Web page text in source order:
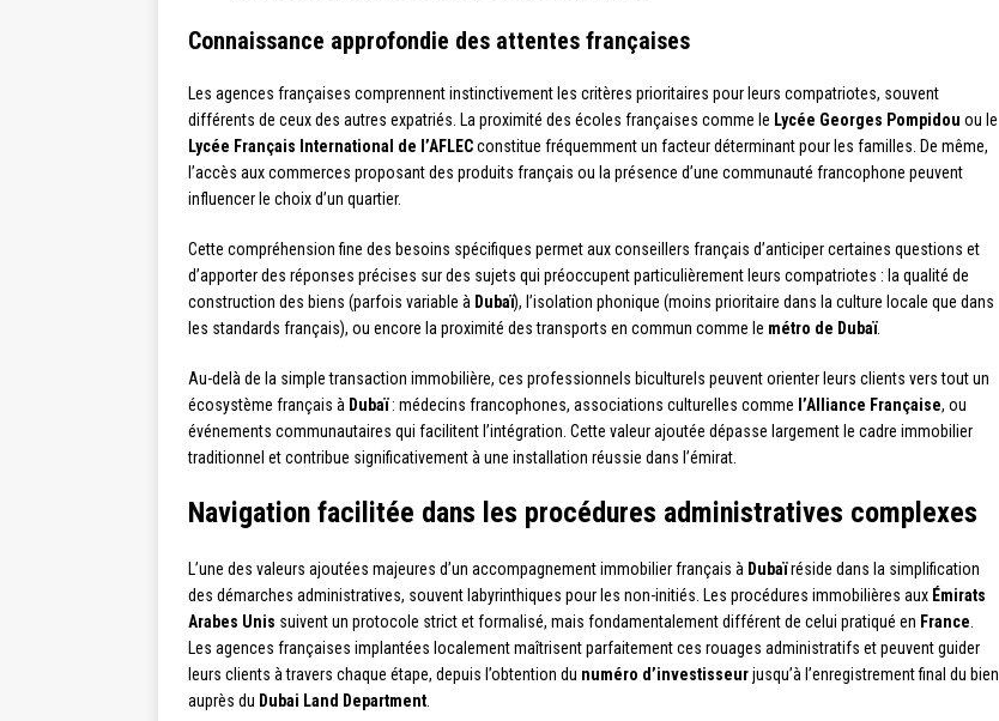
Connaissance approfondie des attentes françaises
Les agences françaises comprennent instinctivement les critères prioritaires pour leurs compatriotes, souvent
différents de ceux des autres expatriés. La proximité des écoles françaises comme le Lycée Georges Pompidou ou le
Lycée Français International de l’AFLECconstitue fréquemment un facteur déterminant pour les familles. De même,
l’accès aux commerces proposant des produits français ou la présence d’une communauté francophone peuvent
influencer le choix d’un quartier.
Cette compréhension fine des besoins spécifiques permet aux conseillers français d’anticiper certaines questions et
d’apporter des réponses précises sur des sujets qui préoccupent particulièrement leurs compatriotes : la qualité de
construction des biens (parfois variable à Dubaï), l’isolation phonique (moins prioritaire dans la culture locale que dans
les standards français), ou encore la proximité des transports en commun comme le métro de Dubaï.
Au-delà de la simple transaction immobilière, ces professionnels biculturels peuvent orienter leurs clients vers tout un
écosystème français à Dubaï: médecins francophones, associations culturelles comme l’Alliance Française, ou
événements communautaires qui facilitent l’intégration. Cette valeur ajoutée dépasse largement le cadre immobilier
traditionnel et contribue significativement à une installation réussie dans l’émirat.
Navigation facilitée dans les procédures administratives complexes
L’une des valeurs ajoutées majeures d’un accompagnement immobilier français à Dubaïréside dans la simplification
des démarches administratives, souvent labyrinthiques pour les non-initiés. Les procédures immobilières aux Émirats
Arabes Unis suivent un protocole strict et formalisé, mais fondamentalement différent de celui pratiqué en France
Les agences françaises implantées localement maîtrisent parfaitement ces rouages administratifs et peuvent guider
leurs clients à travers chaque étape, depuis l’obtention du numéro d’investisseurjusqu’à l’enregistrement final du bien
auprès du Dubai Land Department